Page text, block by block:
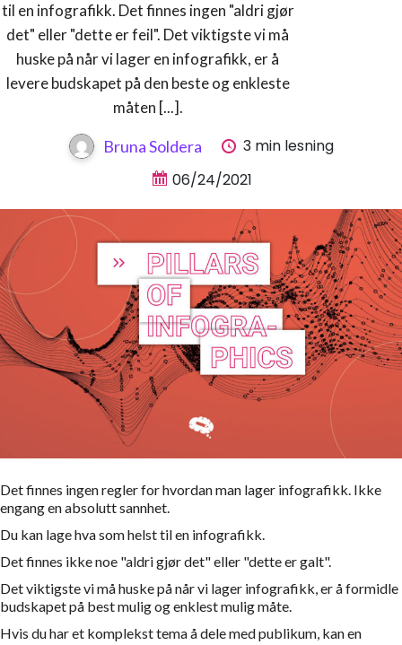
til en infografikk. Det finnes ingen "aldri gjør
det" eller "dette er feil". Det viktigste vi må
huske på når vi lager en infografikk, er å
levere budskapet på den beste og enkleste
måten [...].
Bruna Soldera
3 min lesning
06/24/2021
Det finnes ingen regler for hvordan man lager infografikk. Ikke
engang en absolutt sannhet.
Du kan lage hva som helst til en infografikk.
Det finnes ikke noe "aldri gjør det" eller "dette er galt".
Det viktigste vi må huske på når vi lager infografikk, er å formidle
budskapet på best mulig og enklest mulig måte.
Hvis du har et komplekst tema å dele med publikum, kan en